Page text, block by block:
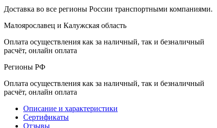
Доставка во все регионы России транспортными компаниями.
Малоярославец и Калужская область
Оплата осуществления как за наличный, так и безналичный
расчёт, онлайн оплата
Регионы РФ
Оплата осуществления как за наличный, так и безналичный
расчёт, онлайн оплата
Описание и характеристики
Сертификаты
Отзывы